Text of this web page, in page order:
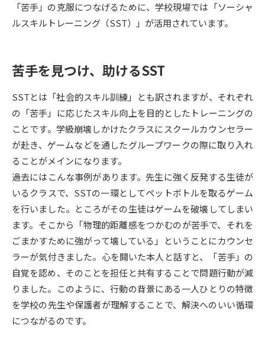
大学で学べる内容や特徴を調べる
データサイエンス特集 奨学金・特待生制度特集
デジタルパンフレット 進路の３択
新学年スタート号特集ページ
（高3生用）
新学年スタート号特集ページ
（高2生用）
SELFBRAND特集ページ
オープンキャンパスなどを調べる
オープンキャンパス検索 実施プログラムから探す
来場型・Web型イベント特集 夢ナビライブ
受験準備 資料検索
「苦手」の克服につなげるために、学校現場では「ソーシャ
ルスキルトレーニング（SST）」が活用されています。
苦手を見つけ、助けるSST
SSTとは「社会的スキル訓練」とも訳されますが、それぞれ
の「苦手」に応じたスキル向上を目的としたトレーニングの
ことです。学級崩壊しかけたクラスにスクールカウンセラー
が赴き、ゲームなどを通したグループワークの際に取り入れ
ることがメインになります。
過去にはこんな事例があります。先生に強く反発する生徒が
いるクラスで、SSTの一環としてペットボトルを取るゲーム
を行いました。ところがその生徒はゲームを破壊してしまい
ます。そこから「物理的距離感をつかむのが苦手で、それを
ごまかすために強がって壊している」ということにカウンセ
ラーが気付きました。心を開いた本人と話すと、「苦手」の
自覚を認め、そのことを担任と共有することで問題行動が減
りました。このように、行動の背景にある一人ひとりの特徴
を学校の先生や保護者が理解することで、解決へのいい循環
につながるのです。